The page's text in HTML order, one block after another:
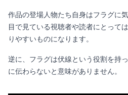
作品の登場人物たち自身はフラグに
目で見ている視聴者や読者にとって
りやすいものになります。
逆に、フラグは伏線という役割を持
に伝わらないと意味がありません。